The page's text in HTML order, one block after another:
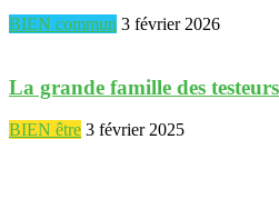
BIEN commun 3 février 2026
La grande famille des testeurs
BIEN être 3 février 2025